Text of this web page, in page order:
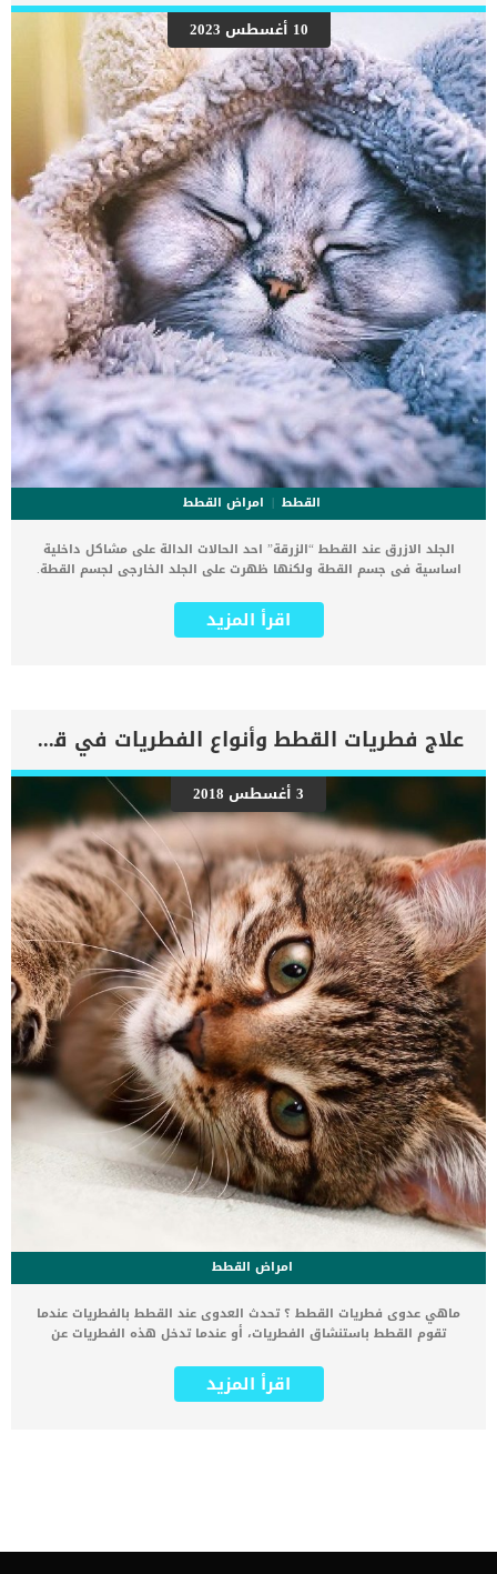
3ـ من الممكن أن يعيش ببغاء الكاسكو لمدة 55 عام إذا تم الاعتناء به
والاهتمام بتوفير جميع سبل الراحة له، وللحفاظ على صحته يجب توفير
الغذاء المناسب وتحميم الببغاء بالماء الدافئ من فترة لأخرى. كما أن
متوسط أعمار ببغاء الكاسكو تصل إلى 45 عام 4ـ قد يقوم الببغاء في بعض
الأحيان بنتف ريشه، وهذه تعتبر من الحالات العصبية التي تكون نتيجة
قيامه بعملية التزاوج أو نتيجة وجود الفيروسات والبكتيريا والطفيليات
الضارة في جسمه، […]
10 أغسطس 2023
القطط
امراض القطط
الجلد الازرق عند القطط “الزرقة” احد الحالات الدالة على مشاكل داخلية
اساسية فى جسم القطة ولكنها ظهرت على الجلد الخارجى لجسم القطة.
الهيموجلوبين المؤكسج أو بسبب تشوهات الهيموجلوبين. اقرا
ايضا:انخفاض درجة الحرارة وعلاقته بفقر الدم عند القطط لا يتوقف الزرق
هذه الزرقة. علامات الجلد الازرق عند القطط ثقب في القلب الخشخشة عند
الاستماع إلى الرئتين أصوات قلب مكتومة أصوات مرتفعة عند الاستنشاق
سعالاصوات التزمير صعوبة في التنفس أطراف زرقاء، باردة ، شاحبة ،
مؤلمة ، منتفخةضعف شلل جزئي أو شلل في الطرف الخلفي اقرأ ايضا:
سرعة ضربات القلب عند القطط.. كل ماتريد معرفته الاسباب الكامنة خلف
الزرقة عند القطط _عندما تكون هناك مشكلة فى الجهاز التنفسى الشلل
الحنجرىتورمصدمةسرطانانهيار القصبة الهوائيةالالتهاب الرئوي
(الفيروسي ، الجرثومي ، الفطري ، الحساسية ، المتفطرات ،
الطموح)كدمات فى الرئتين _العيوب الخلقية امراض الصمام التاجىتضخم
عضلة القلبانسداد الاوعية الدمويةارتفاع ضغط الدم الرئوى _الدماغ ضعف
جذع الدماغاضطراب النخاع الشوكىالخلل الوظيفى […]
اقرأ المزيد
علاج فطريات القطط وأنواع الفطريات في قطتك بالتفصيل
3 أغسطس 2018
امراض القطط
ماهي عدوى فطريات القطط ؟ تحدث العدوى عند القطط بالفطريات عندما
تقوم القطط باستنشاق الفطريات، أو عندما تدخل هذه الفطريات عن
التربة و في براز الحيوانات الأخرى. وتنتقل عدوى الفطريات من قط لآخر
بهذه الطريقة . العدوى بالفطريات في القطط لا تختص بنوع معين من
لكن مع الوقت تزداد شراسة. في بداية الفطريات عند القطط ستلاحظ
اقرأ المزيد